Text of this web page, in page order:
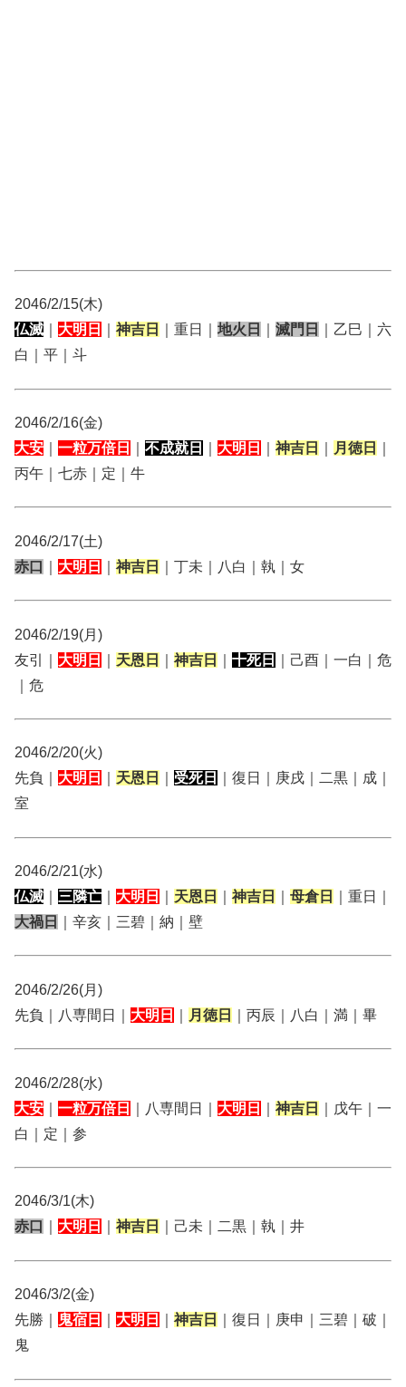
2046/2/15(木)
仏滅
大明日 神吉日 ｜重日｜ 地火日 滅門日
｜乙巳｜六
白｜平｜斗
2046/2/16(金)
大安
一粒万倍日 不成就日 大明日 神吉日 月徳日
丙午｜七赤｜定｜牛
2046/2/17(土)
赤口
大明日 神吉日 ｜丁未｜八白｜執｜女
2046/2/19(月)
友引｜ 大明日 天恩日 神吉日 十死日
｜己酉｜一白｜危
｜危
2046/2/20(火)
先負｜ 大明日 天恩日 受死日
｜復日｜庚戌｜二黒｜成｜
室
2046/2/21(水)
仏滅
三隣亡 大明日 天恩日 神吉日 母倉日
｜重日｜
大禍日
｜辛亥｜三碧｜納｜壁
2046/2/26(月)
先負｜八専間日｜ 大明日 月徳日 ｜丙辰｜八白｜満｜畢
2046/2/28(水)
大安
一粒万倍日 ｜八専間日｜ 大明日 神吉日
｜戊午｜一
白｜定｜参
2046/3/1(木)
赤口
大明日 神吉日 ｜己未｜二黒｜執｜井
2046/3/2(金)
先勝｜
鬼宿日 大明日 神吉日
｜復日｜庚申｜三碧｜破｜
鬼